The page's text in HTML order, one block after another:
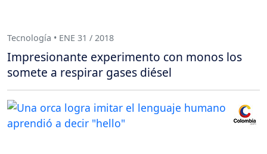
Tecnología • ENE 31 / 2018
Impresionante experimento con monos los
somete a respirar gases diésel